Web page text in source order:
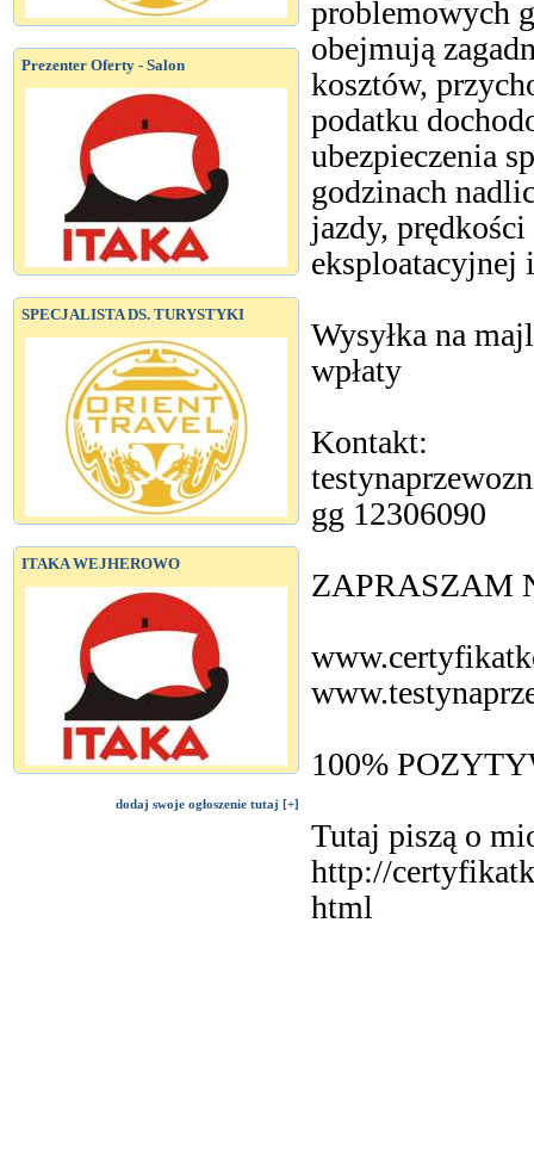
Prezenter Oferty - Salon
SPECJALISTA DS. TURYSTYKI
ITAKA WEJHEROWO
dodaj swoje ogłoszenie tutaj [+]
problemowych
obejmują
kosztów,
podatku
ubezpieczenia
godzinach
jazdy, prędkości
eksploatacyjnej
Wysyłka na
wpłaty
Kontakt:
gg 12306090
ZAPRASZAM
100%
Tutaj piszą o
http://
html